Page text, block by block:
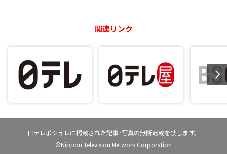
関連リンク
日テレポシュレに掲載された記事･写真の無断転載を禁じます。
©Nippon Television Network Corporation